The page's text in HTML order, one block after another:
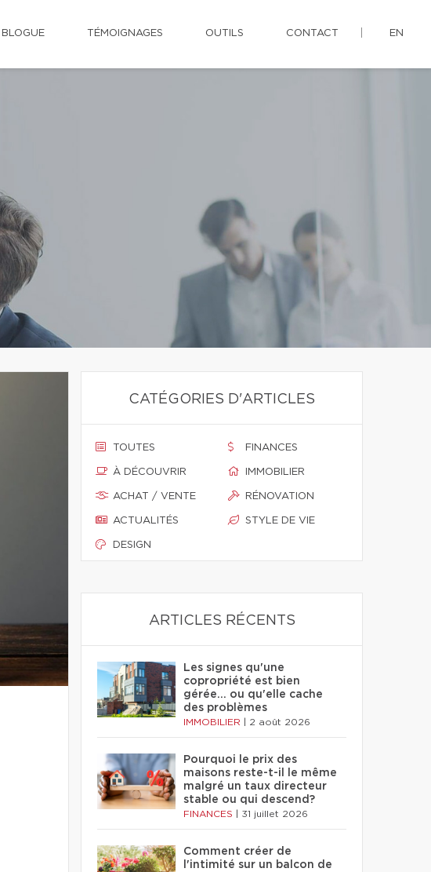
BLOGUE TÉMOIGNAGES OUTILS CONTACT EN
CATÉGORIES D'ARTICLES
TOUTES
À DÉCOUVRIR
ACHAT / VENTE
ACTUALITÉS
DESIGN
FINANCES
IMMOBILIER
RÉNOVATION
STYLE DE VIE
ARTICLES RÉCENTS
Les signes qu'une
copropriété est bien
gérée… ou qu'elle cache
des problèmes
IMMOBILIER 2 août 2026
Pourquoi le prix des
maisons reste-t-il le même
malgré un taux directeur
stable ou qui descend?
FINANCES 31 juillet 2026
Comment créer de
l'intimité sur un balcon de